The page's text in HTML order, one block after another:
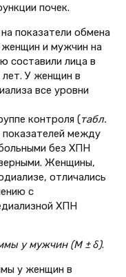
почек.
показатели обмена
и мужчин на
составили лица в
У женщин в
все уровни
контроля (табл.
показателей между
без ХПН
Женщины,
отличались
с
ХПН
у мужчин (М ± δ).
у женщин в